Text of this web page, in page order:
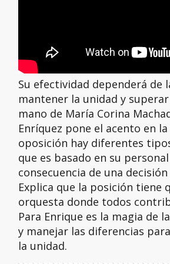
Su efectividad dependerá de
mantener la unidad y
mano de María Corina
Enríquez pone el acento en
oposición hay diferentes
que es basado en su
consecuencia de una
Explica que la posición tiene
orquesta donde todos
Para Enrique es la magia
y manejar las diferencias
la unidad.